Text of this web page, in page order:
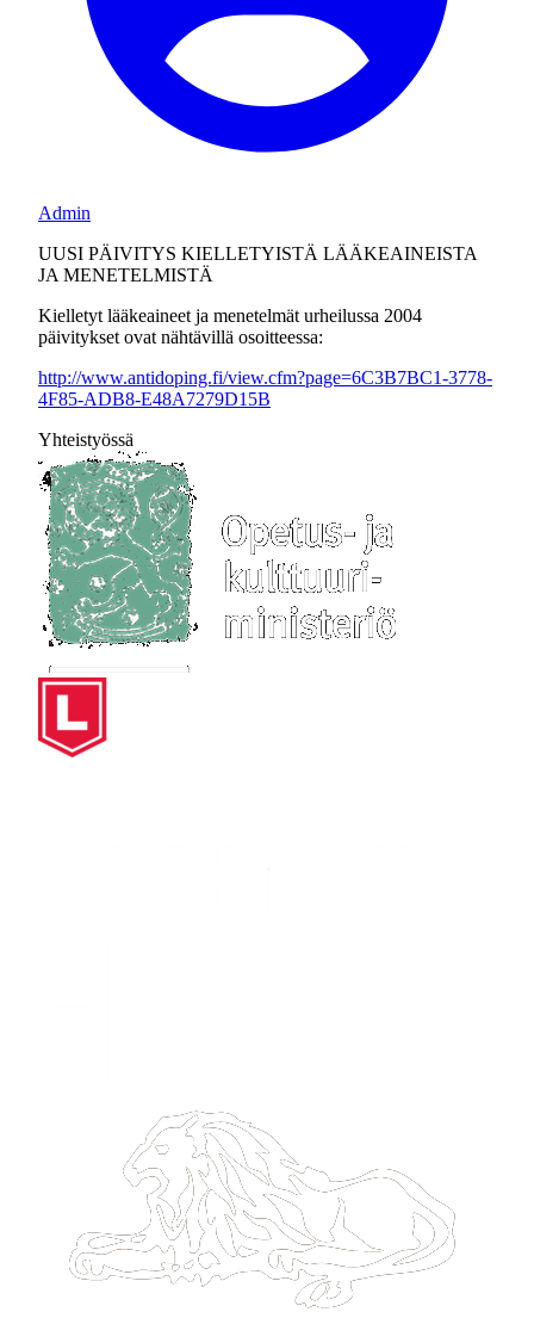
Admin
UUSI PÄIVITYS KIELLETYISTÄ LÄÄKEAINEISTA
JA MENETELMISTÄ
Kielletyt lääkeaineet ja menetelmät urheilussa 2004
päivitykset ovat nähtävillä osoitteessa:
http://www.antidoping.fi/view.cfm?page=6C3B7BC1-3778-
4F85-ADB8-E48A7279D15B
Yhteistyössä